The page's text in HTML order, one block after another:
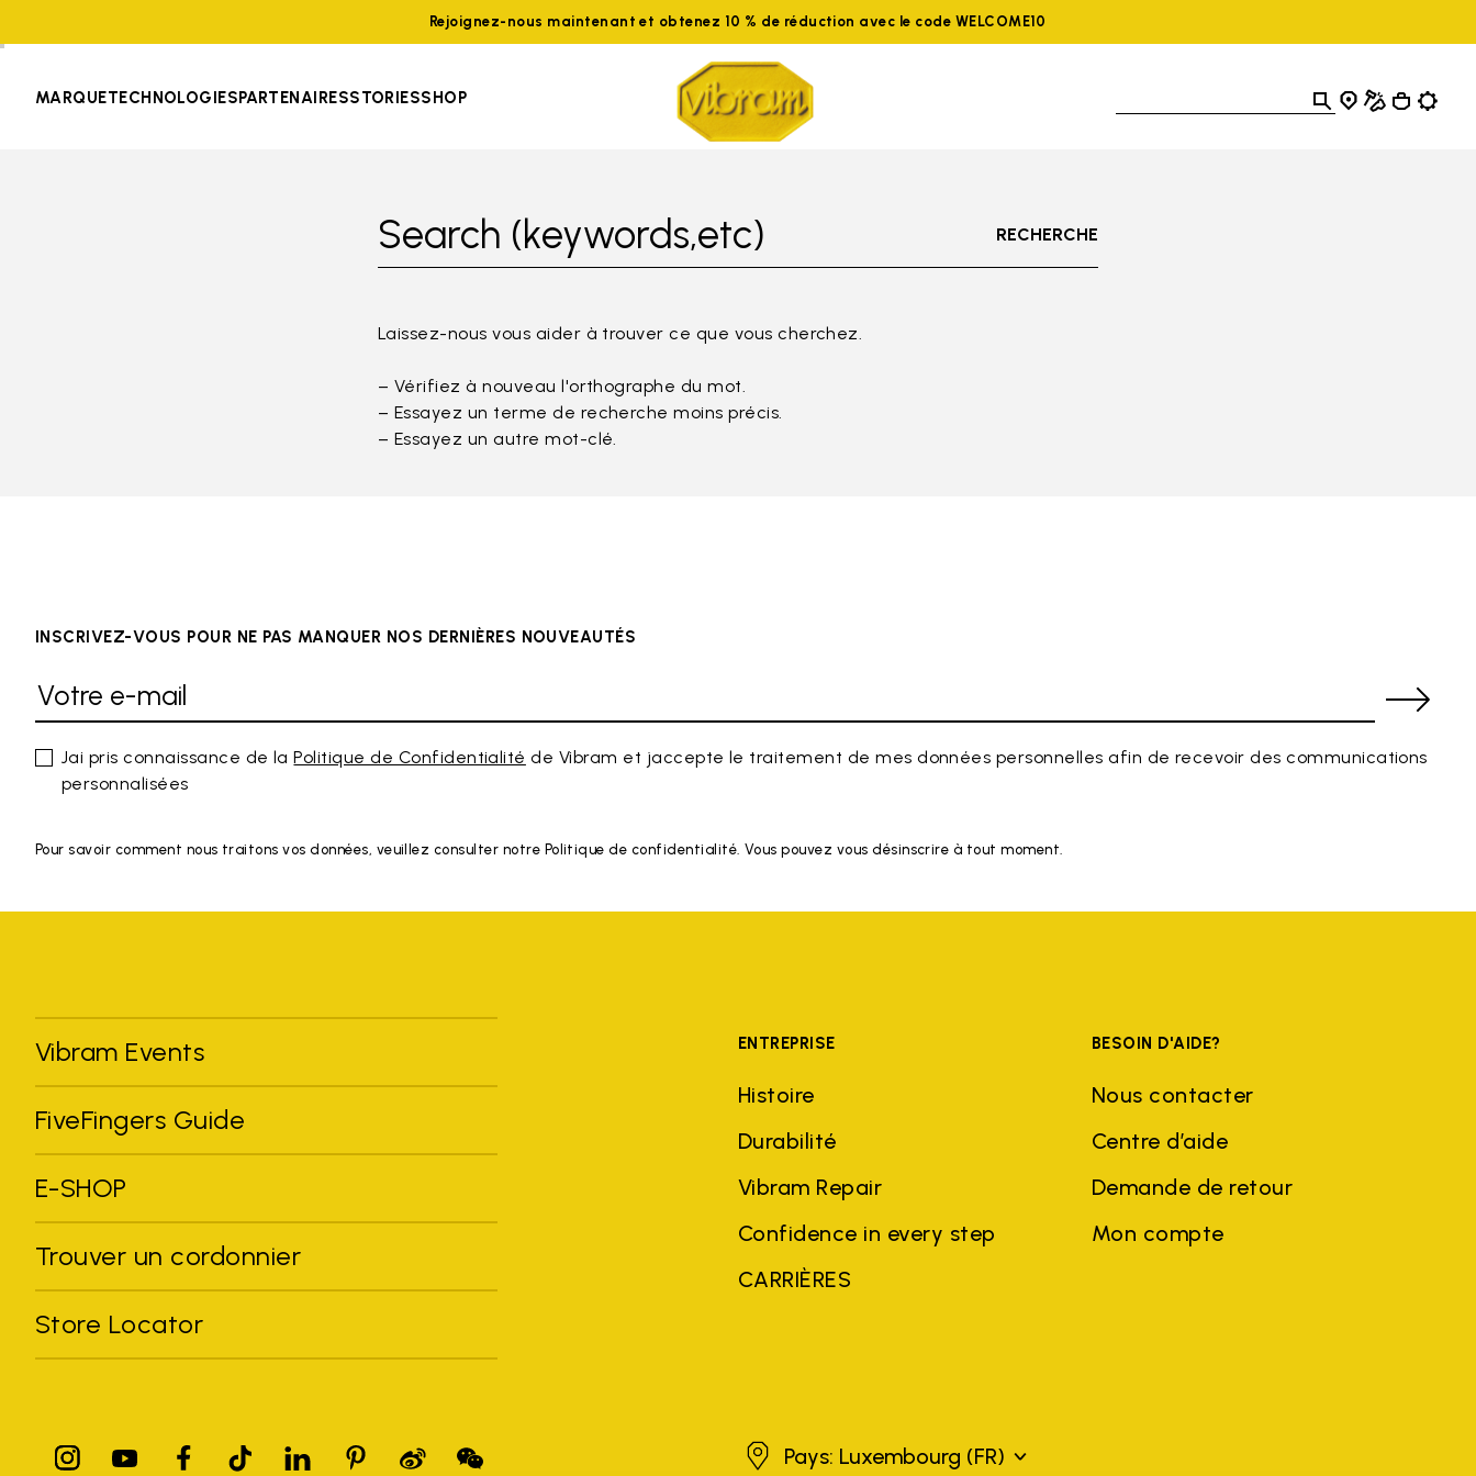
Rejoignez-nous maintenant et obtenez 10 % de réduction avec le code WELCOME10
MARQUETECHNOLOGIESPARTENAIRESSTORIESSHOP
Search (keywords,etc) RECHERCHE
Laissez-nous vous aider à trouver ce que vous cherchez.
– Vérifiez à nouveau l'orthographe du mot.
– Essayez un terme de recherche moins précis.
– Essayez un autre mot-clé.
INSCRIVEZ-VOUS POUR NE PAS MANQUER NOS DERNIÈRES NOUVEAUTÉS
Jai pris connaissance de laPolitique de Confidentialité de Vibram et jaccepte le traitement de mes données personnelles afin de recevoir des communications
personnalisées
Pour savoir comment nous traitons vos données, veuillez consulter notre Politique de confidentialité. Vous pouvez vous désinscrire à tout moment.
Vibram Events
FiveFingers Guide
E-SHOP
Trouver un cordonnier
Store Locator
ENTREPRISE
Histoire
Durabilité
Vibram Repair
Confidence in every step
CARRIÈRES
BESOIN D'AIDE?
Nous contacter
Centre d’aide
Demande de retour
Mon compte
Luxembourg
Pays: Luxembourg (FR)